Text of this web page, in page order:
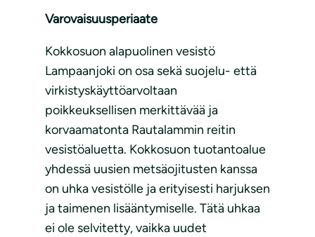
Varovaisuusperiaate
Kokkosuon alapuolinen vesistö
Lampaanjoki on osa sekä suojelu- että
virkistyskäyttöarvoltaan
poikkeuksellisen merkittävää ja
korvaamatonta Rautalammin reitin
vesistöaluetta. Kokkosuon tuotantoalue
yhdessä uusien metsäojitusten kanssa
on uhka vesistölle ja erityisesti harjuksen
ja taimenen lisääntymiselle. Tätä uhkaa
ei ole selvitetty, vaikka uudet